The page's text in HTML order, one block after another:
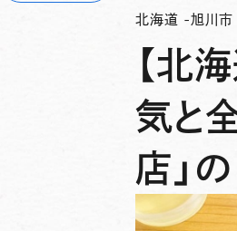
北海道 -旭川市
【北
気と
店」の